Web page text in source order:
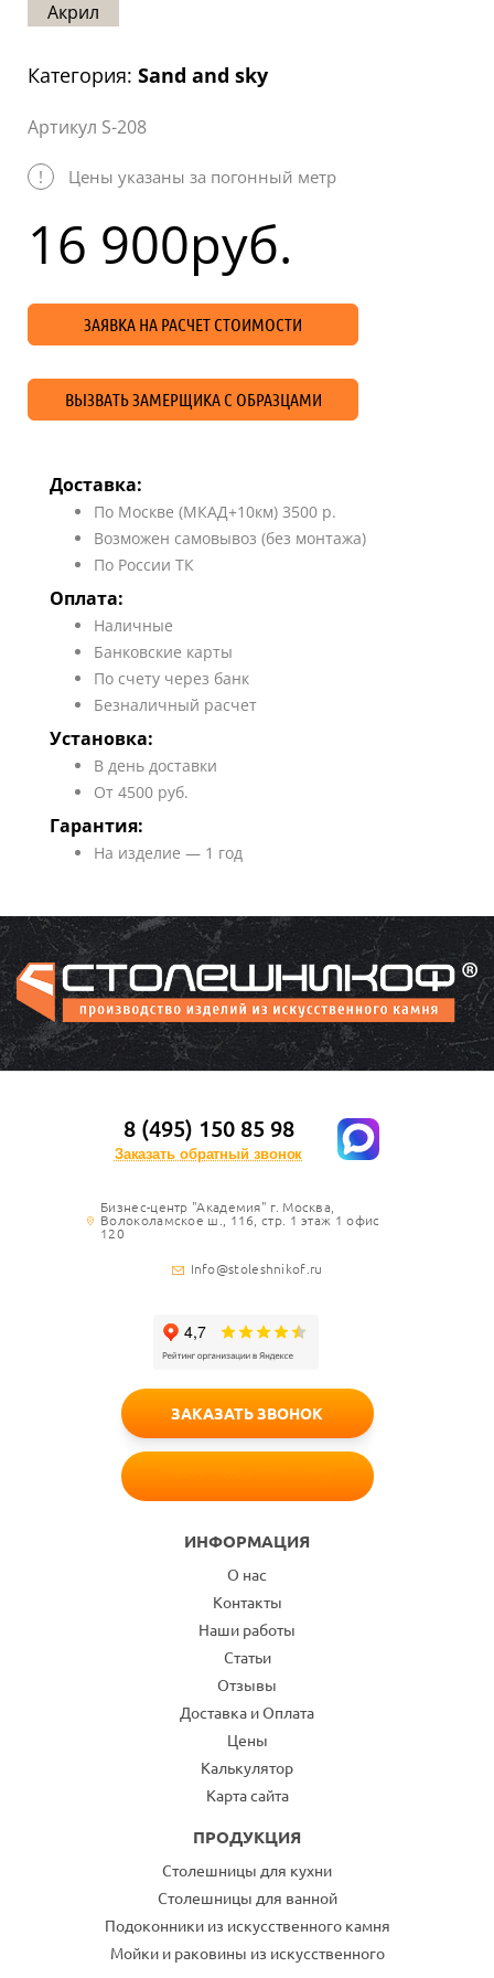
Карта
сайта
Акрил
Категория: Sand and sky
Артикул S-208
! Цены указаны за погонный метр
16 900руб.
ЗАЯВКА НА РАСЧЕТ СТОИМОСТИ
ВЫЗВАТЬ ЗАМЕРЩИКА С ОБРАЗЦАМИ
Доставка:
По Москве (МКАД+10км) 3500 р.
Возможен самовывоз (без монтажа)
По России ТК
Оплата:
Наличные
Банковские карты
По счету через банк
Безналичный расчет
Установка:
В день доставки
От 4500 руб.
Гарантия:
На изделие — 1 год
8 (495) 150 85 98
Заказать обратный звонок
Бизнес-центр "Академия" г. Москва,
Волоколамское ш., 116, стр. 1 этаж 1 офис
120
Info@stoleshnikof.ru
ИНФОРМАЦИЯ
О нас
Контакты
Наши работы
Статьи
Отзывы
Доставка и Оплата
Цены
Калькулятор
Карта сайта
ПРОДУКЦИЯ
Столешницы для кухни
Столешницы для ванной
Подоконники из искусственного камня
Мойки и раковины из искусственного
ЗАКАЗАТЬ ЗВОНОК